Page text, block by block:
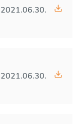
2021.06.30.
2021.06.30.